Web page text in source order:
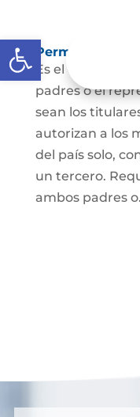
Abrir barra de
Permisos de
Es el
padres o el
sean los
autorizan a los
del país solo,
un tercero.
ambos padres